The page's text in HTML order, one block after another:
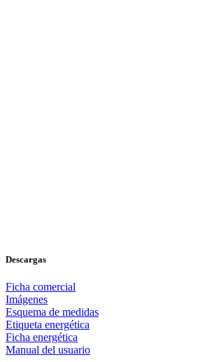
Descargas
Ficha comercial
Imágenes
Esquema de medidas
Etiqueta energética
Ficha energética
Manual del usuario